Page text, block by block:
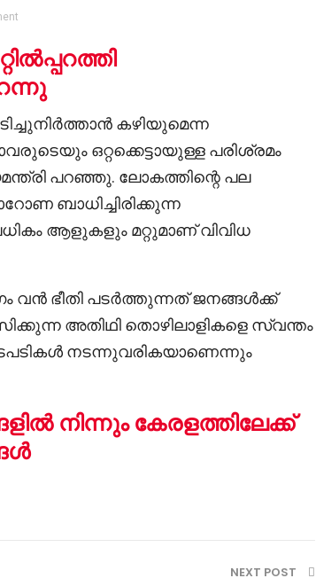
കഴിയുമെന്ന
ഒറ്റക്കെട്ടായുള്ള പരിശ്രമം
പറഞ്ഞു. ലോകത്തിന്റെ പല
ബാധിച്ചിരിക്കുന്ന
ആളുകളും മറ്റുമാണ് വിവിധ
വൻ ഭീതി പടർത്തുന്നത് ജനങ്ങൾക്ക്
അതിഥി തൊഴിലാളികളെ സ്വന്തം
നടന്നുവരികയാണെന്നും
നിന്നും കേരളത്തിലേക്ക്
NEXT POST